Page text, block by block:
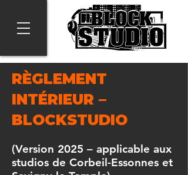
RÈGLEMENT
INTÉRIEUR –
BLOCKSTUDIO
(Version 2025 – applicable aux
studios de Corbeil-Essonnes et